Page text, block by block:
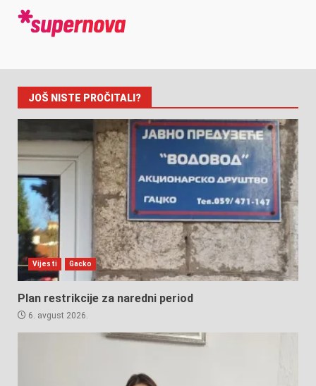
JOŠ NISTE PROČITALI?
Vijesti Gacko
Plan restrikcije za naredni period
6. avgust 2026.